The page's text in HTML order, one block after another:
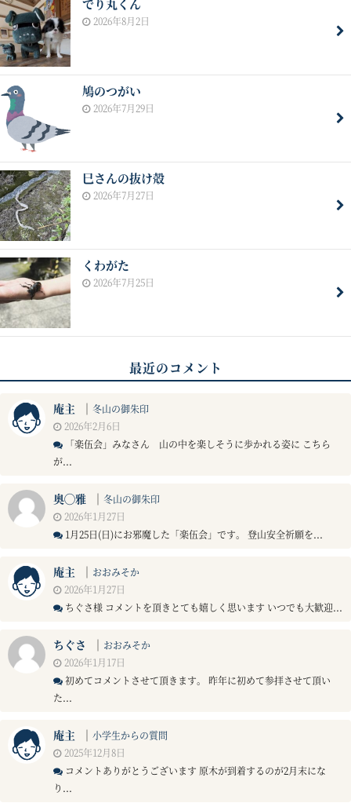
でり丸くん
2026年8月2日
鳩のつがい
2026年7月29日
巳さんの抜け殻
2026年7月27日
くわがた
2026年7月25日
最近のコメント
庵主 ｜ 冬山の御朱印
2026年2月6日
「楽伍会」みなさん 山の中を楽しそうに歩かれる姿に こちら
が...
奥◯雅 ｜ 冬山の御朱印
2026年1月27日
1月25日(日)にお邪魔した「楽伍会」です。 登山安全祈願を...
庵主 ｜ おおみそか
2026年1月27日
ちぐさ様 コメントを頂きとても嬉しく思います いつでも大歓迎...
ちぐさ ｜ おおみそか
2026年1月17日
初めてコメントさせて頂きます。 昨年に初めて参拝させて頂い
た...
庵主 ｜ 小学生からの質問
2025年12月8日
コメントありがとうございます 原木が到着するのが2月末にな
り...